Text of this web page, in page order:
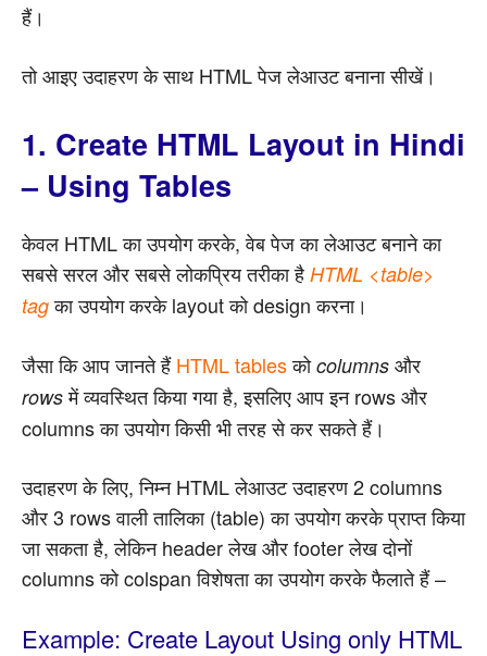
हैं।
तो आइए उदाहरण के साथ HTML पेज लेआउट बनाना सीखें।
1. Create HTML Layout in Hindi
– Using Tables
केवल HTML का उपयोग करके, वेब पेज का लेआउट बनाने का
सबसे सरल और सबसे लोकप्रिय तरीका है HTML <table>
tagका उपयोग करके layout को design करना।
जैसा कि आप जानते हैंHTML tablesकोcolumns और
rowsमें व्यवस्थित किया गया है, इसलिए आप इन rows और
columns का उपयोग किसी भी तरह से कर सकते हैं।
उदाहरण के लिए, निम्न HTML लेआउट उदाहरण 2 columns
और 3 rows वाली तालिका (table) का उपयोग करके प्राप्त किया
जा सकता है, लेकिन header लेख और footer लेख दोनों
columns को colspan विशेषता का उपयोग करके फैलाते हैं –
Example: Create Layout Using only HTML